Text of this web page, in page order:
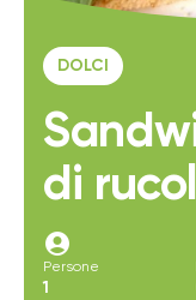
DOLCI
di
account_circle
Persone
1